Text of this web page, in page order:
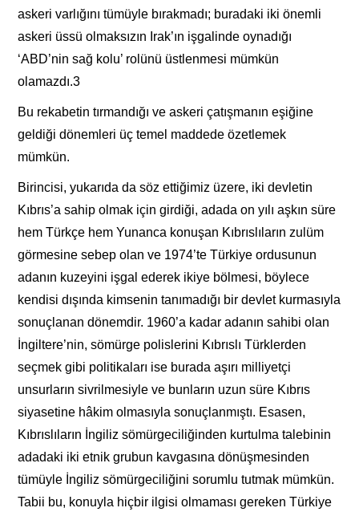
askeri varlığını tümüyle bırakmadı; buradaki iki önemli
askeri üssü olmaksızın Irak’ın işgalinde oynadığı
‘ABD’nin sağ kolu’ rolünü üstlenmesi mümkün
olamazdı.3
Bu rekabetin tırmandığı ve askeri çatışmanın eşiğine
geldiği dönemleri üç temel maddede özetlemek
mümkün.
Birincisi, yukarıda da söz ettiğimiz üzere, iki devletin
Kıbrıs’a sahip olmak için girdiği, adada on yılı aşkın süre
hem Türkçe hem Yunanca konuşan Kıbrıslıların zulüm
görmesine sebep olan ve 1974’te Türkiye ordusunun
adanın kuzeyini işgal ederek ikiye bölmesi, böylece
kendisi dışında kimsenin tanımadığı bir devlet kurmasıyla
sonuçlanan dönemdir. 1960’a kadar adanın sahibi olan
İngiltere’nin, sömürge polislerini Kıbrıslı Türklerden
seçmek gibi politikaları ise burada aşırı milliyetçi
unsurların sivrilmesiyle ve bunların uzun süre Kıbrıs
siyasetine hâkim olmasıyla sonuçlanmıştı. Esasen,
Kıbrıslıların İngiliz sömürgeciliğinden kurtulma talebinin
adadaki iki etnik grubun kavgasına dönüşmesinden
tümüyle İngiliz sömürgeciliğini sorumlu tutmak mümkün.
Tabii bu, konuyla hiçbir ilgisi olmaması gereken Türkiye